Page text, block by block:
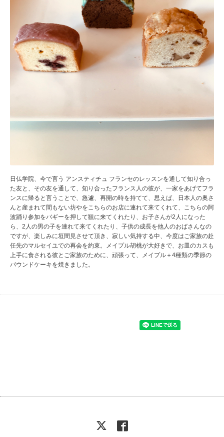
日仏学院、今で言う アンスティチュ フランセのレッスンを通して知り合っ
た友と、その友を通して、知り合ったフランス人の彼が、一家をあげてフラ
ンスに帰ると言うことで、急遽、再開の時を持てて、思えば、日本人の奥さ
んと産まれて間もない坊やをこちらのお店に連れて来てくれて、こちらの阿
波踊り参加をバギーを押して観に来てくれたり、お子さんが2人になった
ら、2人の男の子を連れて来てくれたり、子供の成長を他人のおばさんなの
ですが、楽しみに垣間見させて頂き、寂しい気持する中、今度はご家族の赴
任先のマルセイユでの再会を約束。メイプル胡桃が大好きで、お皿のカスも
上手に食される彼とご家族のために、頑張って、メイプル＋4種類の季節の
パウンドケーキを焼きました。